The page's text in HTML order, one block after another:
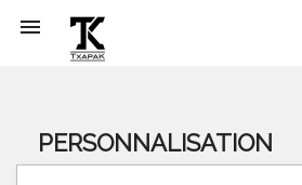

PERSONNALISATION